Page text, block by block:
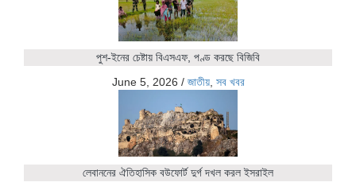
পুশ-ইনের চেষ্টায় বিএসএফ, পণ্ড করছে বিজিবি
June 5, 2026 / জাতীয়, সব খবর
লেবাননের ঐতিহাসিক বউফোর্ট দুর্গ দখল করল ইসরাইল